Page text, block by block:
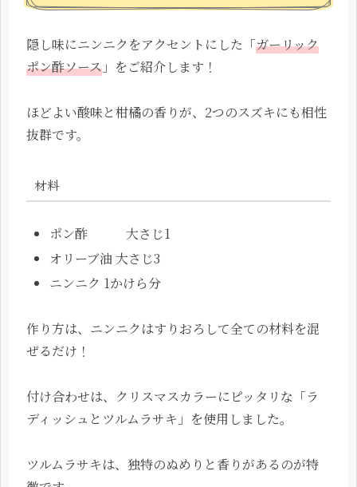
隠し味にニンニクをアクセントにした「ガーリック
ポン酢ソース 」をご紹介します！
ほどよい酸味と柑橘の香りが、2つのスズキにも相性
抜群です。
材料
ポン酢 大さじ1
オリーブ油 大さじ3
ニンニク 1かけら分
作り方は、ニンニクはすりおろして全ての材料を混
ぜるだけ！
付け合わせは、クリスマスカラーにピッタリな「ラ
ディッシュとツルムラサキ」を使用しました。
ツルムラサキは、独特のぬめりと香りがあるのが特